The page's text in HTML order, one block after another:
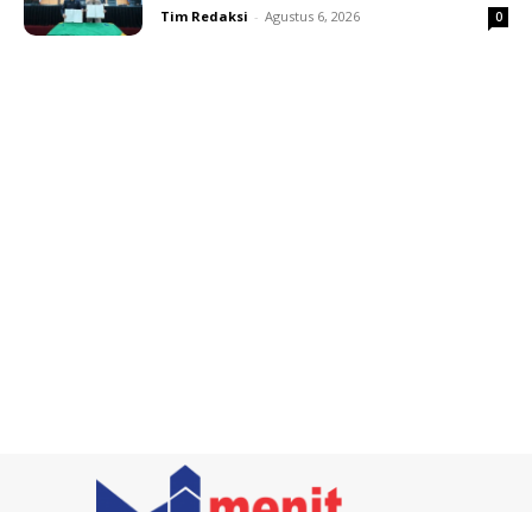
Tim Redaksi - Agustus 6, 2026 0